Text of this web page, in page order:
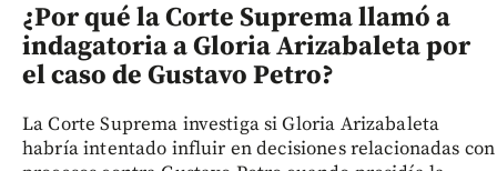
¿Por qué la Corte Suprema llamó a
indagatoria a Gloria Arizabaleta por
el caso de Gustavo Petro?
La Corte Suprema investiga si Gloria Arizabaleta
habría intentado influir en decisiones relacionadas con